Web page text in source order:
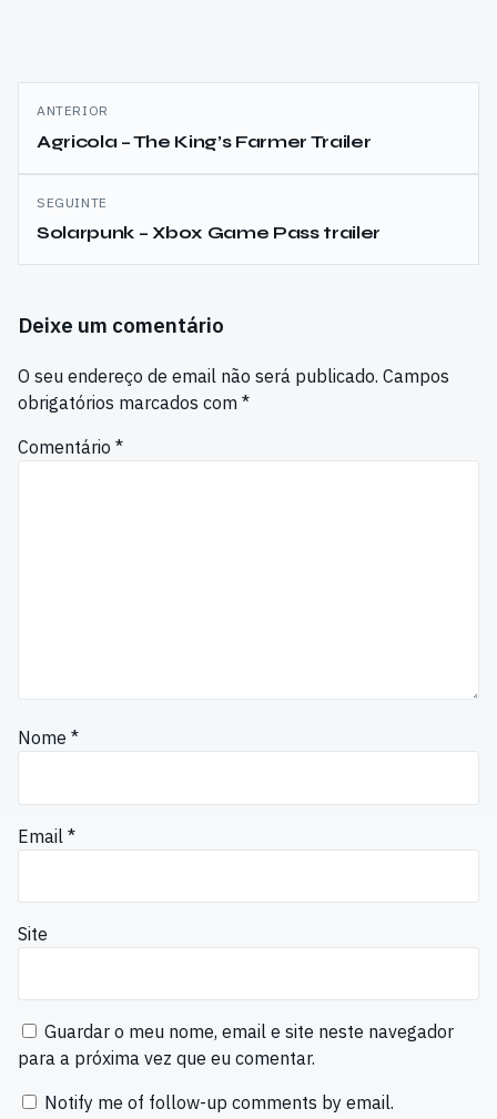
Navegação
de
artigos
ANTERIOR
Agricola – The King’s Farmer Trailer
SEGUINTE
Solarpunk – Xbox Game Pass trailer
Deixe um comentário
O seu endereço de email não será publicado. Campos
obrigatórios marcados com *
Comentário *
Nome *
Email *
Site
Guardar o meu nome, email e site neste navegador
para a próxima vez que eu comentar.
Notify me of follow-up comments by email.